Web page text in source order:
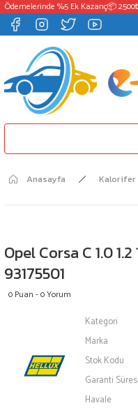
%5 Ek Kazanç📦 2500₺
Anasayfa Kalorifer
Opel Corsa C 1.0
93175501
0 Puan - 0 Yorum
Kategori
Marka
Stok Kodu
Garanti Süresi
Havale